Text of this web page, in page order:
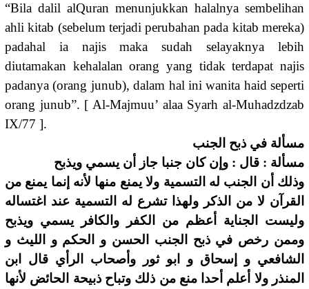
“Bila dalil alQuran menunjukkan halalnya sembelihan
ahli kitab (sebelum terjadi perubahan pada kitab mereka)
padahal ia najis maka sudah selayaknya lebih
diutamakan kehalalan orang yang tidak terdapat najis
padanya (orang junub), dalam hal ini wanita haid seperti
orang junub”. [ Al-Majmuu’ alaa Syarh al-Muhadzdzab
IX/77 ].
مسألة في ذبح الجنب
مسألة : قال : وإن كان جنبا جاز أن يسمي ويذبح
وذلك أن الجنب له التسمية ولا يمنع منها لأنه إنما يمنع من
القرآن لا من الذكر ولهذا تشرع له التسمية عند اغتساله
وليست الجناية أعظم من الكفر والكافر يسمي ويذبح
وممن رخص في ذبح الجنب الحسن و الحكم و الليث و
الشافعي و إسحاق و ابو ثور وأصحاب الرأي قال ابن
المنذر ولا أعلم أحدا منع من ذلك وتباح ذبيحة الحائض لأنها